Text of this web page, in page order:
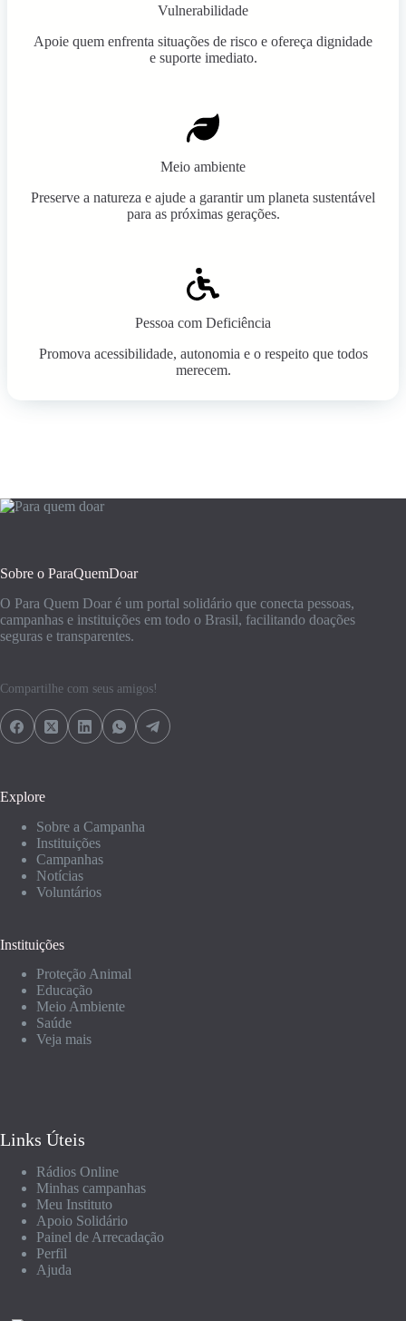
Vulnerabilidade
Apoie quem enfrenta situações de risco e ofereça dignidade
e suporte imediato.
Meio ambiente
Preserve a natureza e ajude a garantir um planeta sustentável
para as próximas gerações.
Pessoa com Deficiência
Promova acessibilidade, autonomia e o respeito que todos
merecem.
Sobre o ParaQuemDoar
O Para Quem Doar é um portal solidário que conecta pessoas,
campanhas e instituições em todo o Brasil, facilitando doações
seguras e transparentes.
Compartilhe com seus amigos!
Explore
Sobre a Campanha
Instituições
Campanhas
Notícias
Voluntários
Instituições
Proteção Animal
Educação
Meio Ambiente
Saúde
Veja mais
Links Úteis
Rádios Online
Minhas campanhas
Meu Instituto
Apoio Solidário
Painel de Arrecadação
Perfil
Ajuda